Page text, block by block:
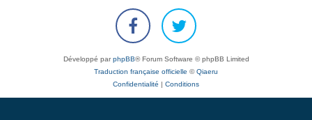
Développé parphpBB® Forum Software © phpBB Limited
Traduction française officielle ©Qiaeru
Confidentialité | Conditions